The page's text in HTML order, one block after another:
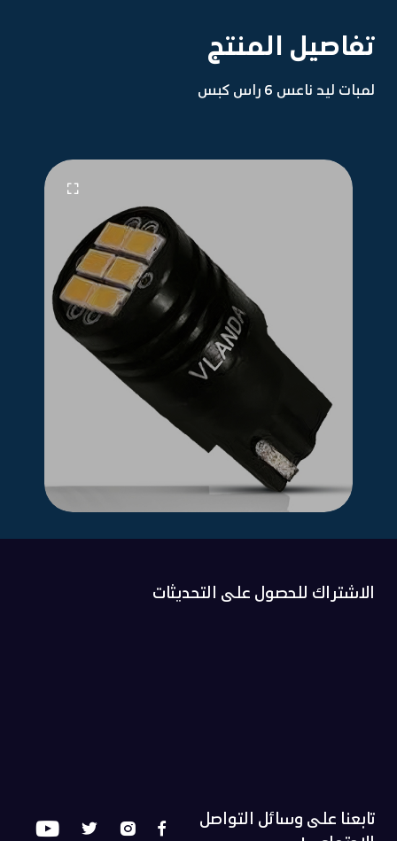
تفاصيل المنتج
لمبات ليد ناعس 6 راس كبس
الاشتراك للحصول على التحديثات
تابعنا على وسائل التواصل